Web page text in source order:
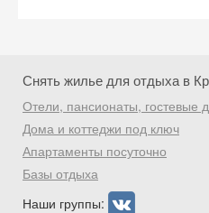
Снять жилье для отдыха в
Отели, пансионаты, гостевые
Дома и коттеджи под ключ
Апартаменты посуточно
Базы отдыха
Наши группы: